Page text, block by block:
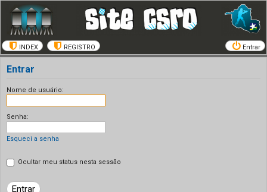
INDEX REGISTRO Entrar
Entrar
Nome de usuário:
Senha:
Esqueci a senha
Ocultar meu status nesta sessão